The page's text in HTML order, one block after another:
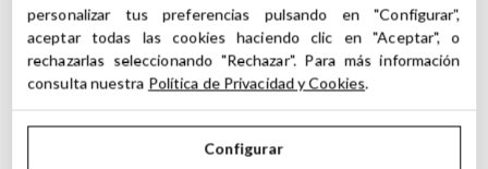
No ingerir. No consumo interno.
No aplicar directamente sobre la piel. Pueden causar irritación.
Recomendados para uso cosméticos y en perfumería.
Evitar en casos de asma, hipertensión y afección renal, epilepsia.
personalizar tus preferencias pulsando en "Configurar",
aceptar todas las cookies haciendo clic en "Aceptar", o
rechazarlas seleccionando "Rechazar". Para más información
consulta nuestra Política de Privacidad y Cookies.
Configurar